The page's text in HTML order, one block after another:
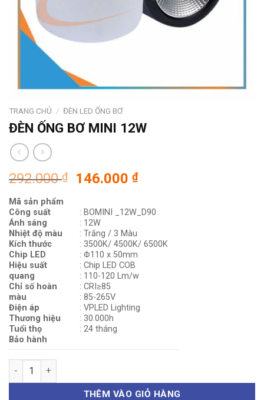
TRANG CHỦ / ĐÈN LED ỐNG BƠ
ĐÈN ỐNG BƠ MINI 12W
292.000₫
Giá
là:
292.000 ₫.
146.000₫Giá
tại
là:
Mã sản phẩm
Công suất
Ánh sáng
Nhiệt độ màu
Kích thước
Chip LED
Hiệu suất
quang
Chỉ số hoàn
màu
Điện áp
Thương hiệu
Tuổi thọ
Bảo hành
: BOMINI _12W_D90
: 12W
: Trắng / 3 Màu
: 3500K/ 4500K/ 6500K
:Φ110 x 50mm
: Chip LED COB
: 110-120 Lm/w
: CRI≥85
: 85-265V
: VPLED Lighting
: 30.000h
: 24 tháng
ĐÈN ỐNG BƠ MINI 12W số lượng
THÊM VÀO GIỎ HÀNG